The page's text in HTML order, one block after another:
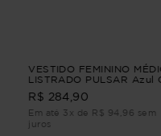
VESTIDO FEMININO
LISTRADO PULSAR Azul
R$ 284,90
Em até 3x de R$ 94,96 sem
juros